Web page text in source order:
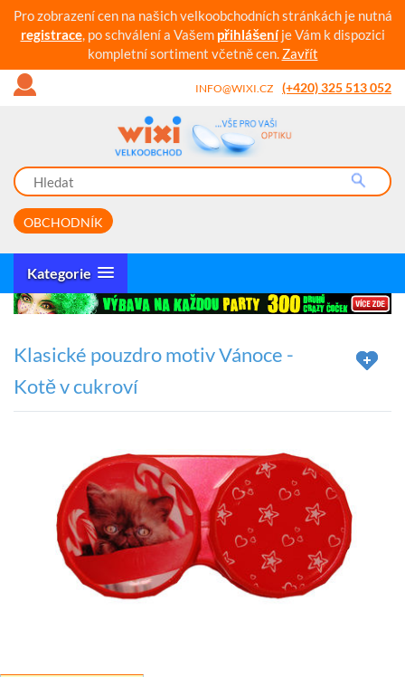
Pro zobrazení cen na našich velkoobchodních stránkách je nutná
registrace, po schválení a Vašem přihlášeníje Vám k dispozici
kompletní sortiment včetně cen. Zavřít
INFO@WIXI.CZ (+420) 325 513 052
OBCHODNÍK
Kategorie
Klasické pouzdro motiv Vánoce -
Kotě v cukroví